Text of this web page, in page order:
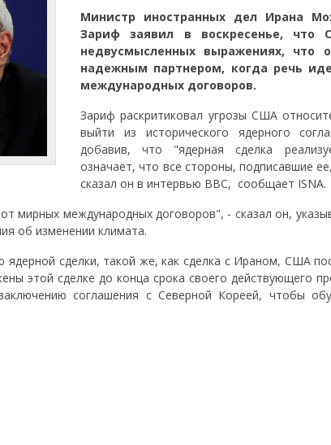
Министр иностранных дел Ирана
Зариф заявил в воскресенье, что
недвусмысленных выражениях, что
надежным партнером, когда речь
международных договоров.
Зариф раскритиковал угрозы США
выйти из исторического ядерного
добавив, что "ядерная сделка
означает, что все стороны, подписавшие
сказал он в интервью BBC, сообщает ISNA.
мирных международных договоров", - сказал он,
об изменении климата.
ядерной сделки, такой же, как сделка с Ираном, США
этой сделке до конца срока своего действующего
соглашения с Северной Кореей, чтобы